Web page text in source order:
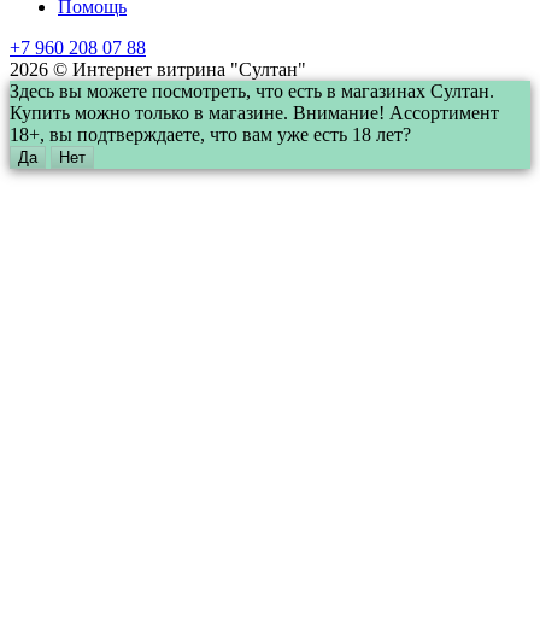
Помощь
+7 960 208 07 88
2026 © Интернет витрина "Султан"
Здесь вы можете посмотреть, что есть в магазинах Султан.
Купить можно только в магазине. Внимание! Ассортимент
18+, вы подтверждаете, что вам уже есть 18 лет?